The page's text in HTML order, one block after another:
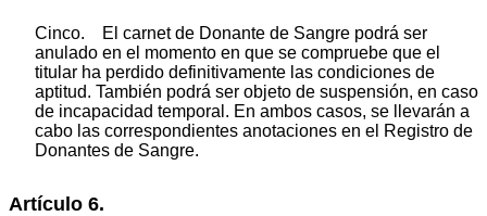
Cinco. El carnet de Donante de Sangre podrá ser
anulado en el momento en que se compruebe que el
titular ha perdido definitivamente las condiciones de
aptitud. También podrá ser objeto de suspensión, en caso
de incapacidad temporal. En ambos casos, se llevarán a
cabo las correspondientes anotaciones en el Registro de
Donantes de Sangre.
Artículo 6.